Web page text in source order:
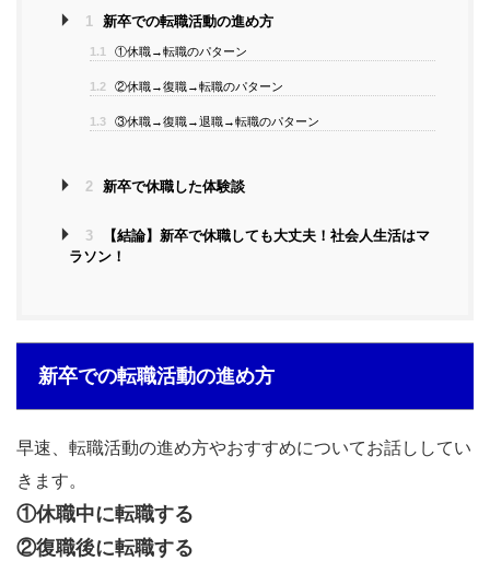
1 新卒での転職活動の進め方
1.1 ①休職→転職のパターン
1.2 ②休職→復職→転職のパターン
1.3 ③休職→復職→退職→転職のパターン
2 新卒で休職した体験談
3
【結論】新卒で休職しても大丈夫！社会人生活はマ
ラソン！
新卒での転職活動の進め方
早速、転職活動の進め方やおすすめについてお話ししてい
きます。
①休職中に転職する
②復職後に転職する